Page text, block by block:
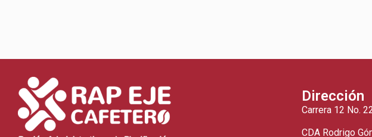
Dirección
Carrera 12 No.
CDA Rodrigo